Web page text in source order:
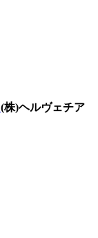
(株)ヘルヴェチア